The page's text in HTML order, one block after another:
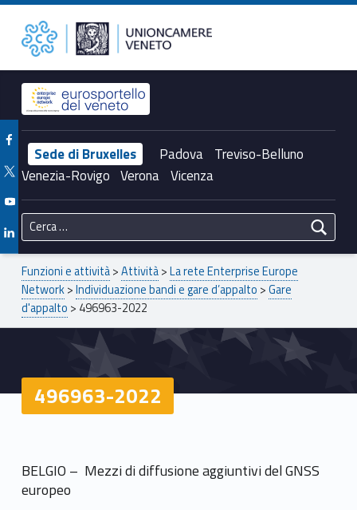
496963-2022 – Unioncamere del Veneto Unioncamere del Veneto
Header info sidebar
Sede di Bruxelles Padova Treviso-Belluno
Venezia-Rovigo Verona Vicenza
Facebook Unioncamere Veneto
Twitter Unioncamere Veneto
Youtube Unioncamere Veneto
Linkedin Unioncamere Veneto
Ricerca per:
Breadcrumbs navigation
Funzioni e attività>Attività>La rete Enterprise Europe
Network>Individuazione bandi e gare d’appalto >Gare
d'appalto > 496963-2022
496963-2022
BELGIO – Mezzi di diffusione aggiuntivi del GNSS
europeo